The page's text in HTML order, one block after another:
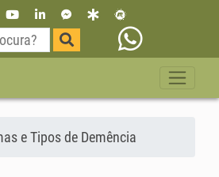
e Tipos de Demência